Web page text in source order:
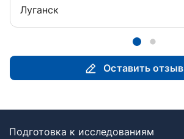
Луганск
Оставить отзыв
Подготовка к исследованиям